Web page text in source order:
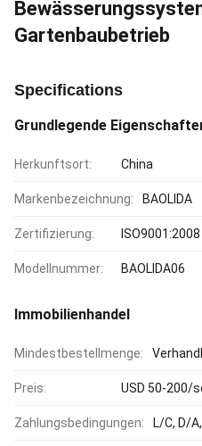
Gartenbaubetrieb
Specifications
Grundlegende
Herkunftsort: China
Markenbezeichnung: BAOLIDA
Zertifizierung: ISO9001:2008
Modellnummer: BAOLIDA06
Immobilienhandel
Mindestbestellmenge:
Preis: USD 50-200/
Zahlungsbedingungen: L/C, D/